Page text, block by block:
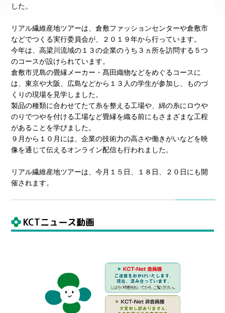
した。
リアル繊維産地ツアーは、倉敷ファッションセンターや倉敷市
などでつくる実行委員会が、２０１９年から行っています。
今年は、高梁川流域の１３の企業のうち３ヵ所を訪問する５つ
のコースが設けられています。
倉敷市児島の畳縁メーカー・髙田織物などをめぐるコースに
は、東京や大阪、広島などから１３人の学生が参加し、ものづ
くりの現場を見学しました。
製品の種類に合わせてたて糸を整える工場や、綿の糸にロウや
のりでつやを付ける工場など畳縁を織る前にもさまざまな工程
があることを学びました。
９月から１０月には、企業の技術力の高さや働きがいなどを映
像を通じて伝えるオンライン配信も行われました。
リアル繊維産地ツアーは、今月１５日、１８日、２０日にも開
催されます。
KCTニュース動画